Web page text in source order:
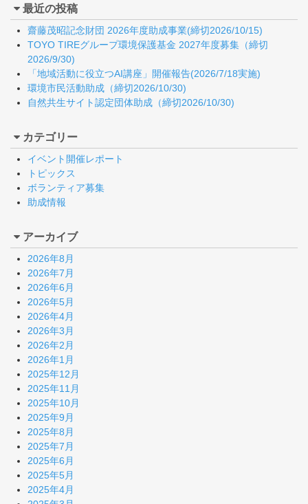
最近の投稿
齋藤茂昭記念財団 2026年度助成事業(締切2026/10/15)
TOYO TIREグループ環境保護基金 2027年度募集（締切
2026/9/30)
「地域活動に役立つAI講座」開催報告(2026/7/18実施)
環境市民活動助成（締切2026/10/30)
自然共生サイト認定団体助成（締切2026/10/30)
カテゴリー
イベント開催レポート
トピックス
ボランティア募集
助成情報
アーカイブ
2026年8月
2026年7月
2026年6月
2026年5月
2026年4月
2026年3月
2026年2月
2026年1月
2025年12月
2025年11月
2025年10月
2025年9月
2025年8月
2025年7月
2025年6月
2025年5月
2025年4月